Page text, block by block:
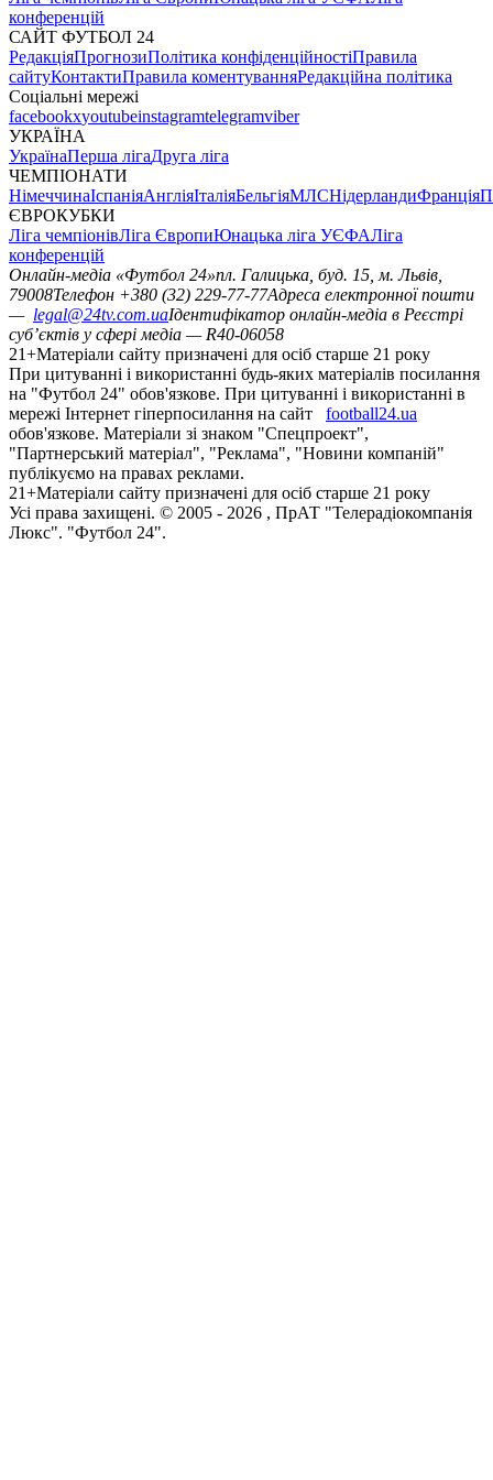
конференцій
САЙТ ФУТБОЛ 24
РедакціяПрогнозиПолітика конфіденційностіПравила
сайтуКонтактиПравила коментуванняРедакційна політика
Соціальні мережі
facebookxyoutubeinstagramtelegramviber
УКРАЇНА
УкраїнаПерша лігаДруга ліга
ЧЕМПІОНАТИ
НімеччинаІспаніяАнгліяІталіяБельгіяМЛСНідерландиФранція
ЄВРОКУБКИ
Ліга чемпіонівЛіга ЄвропиЮнацька ліга УЄФАЛіга
конференцій
Онлайн-медіа «Футбол 24»пл. Галицька, буд. 15, м. Львів,
79008Телефон +380 (32) 229-77-77Адреса електронної пошти
— legal@24tv.com.uaІдентифікатор онлайн-медіа в Реєстрі
суб’єктів у сфері медіа — R40-06058
21+Матеріали сайту призначені для осіб старше 21 року
При цитуванні і використанні будь-яких матеріалів посилання
на "Футбол 24" обов'язкове. При цитуванні і використанні в
мережі Інтернет гіперпосилання на сайт
football24.ua
обов'язкове. Матеріали зі знаком "Спецпроект",
"Партнерський матеріал", "Реклама", "Новини компаній"
публікуємо на правах реклами.
21+Матеріали сайту призначені для осіб старше 21 року
Усi права захищенi. © 2005 - 2026 , ПрАТ "Телерадіокомпанія
Люкс". "Футбол 24".